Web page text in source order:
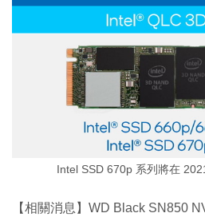
Intel SSD 670p 系列將在
【相關消息】WD Black SN850